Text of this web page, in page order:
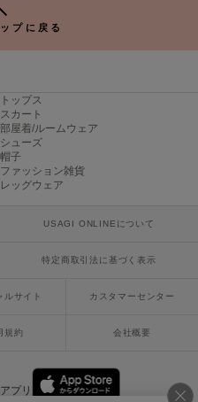
プに戻る
トップス
スカート
部屋着/ルームウェア
シューズ
帽子
ファッション雑貨
レッグウェア
USAGI ONLINEについて
特定商取引法に基づく表示
ルサイト カスタマーセンター
規約 会社概要
プリ